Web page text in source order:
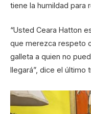
tiene la humildad para
“Usted Ceara Hatton
que merezca respeto
galleta a quien no
llegará”, dice el último